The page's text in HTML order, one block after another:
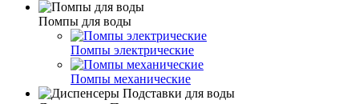
Помпы для воды
Помпы электрические
Помпы механические